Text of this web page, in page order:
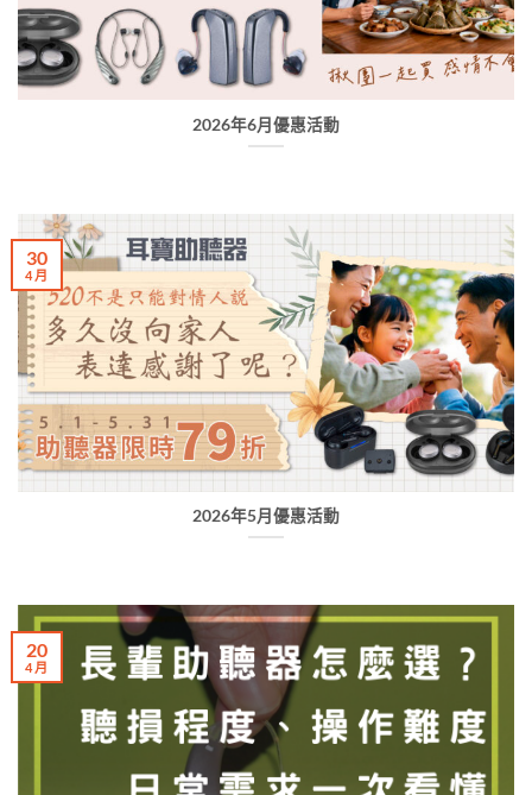
2026年6月優惠活動
2026年5月優惠活動
30
4 月
20
4 月